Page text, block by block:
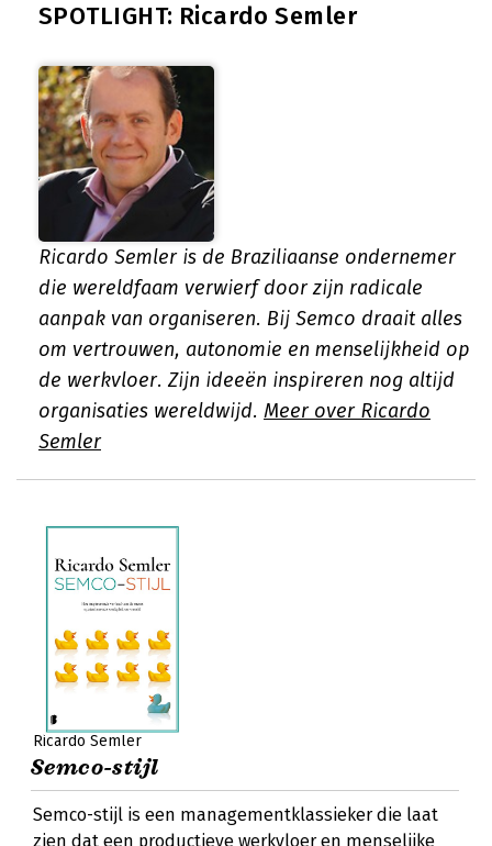
SPOTLIGHT: Ricardo Semler
Ricardo Semler is de Braziliaanse ondernemer
die wereldfaam verwierf door zijn radicale
aanpak van organiseren. Bij Semco draait alles
om vertrouwen, autonomie en menselijkheid op
de werkvloer. Zijn ideeën inspireren nog altijd
organisaties wereldwijd. Meer over Ricardo
Semler
Ricardo Semler
Semco-stijl
Semco-stijl is een managementklassieker die laat
zien dat een productieve werkvloer en menselijke